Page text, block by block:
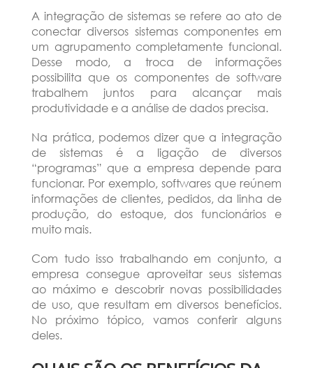
A integração de sistemas se refere ao ato de
conectar diversos sistemas componentes em
um agrupamento completamente funcional.
Desse modo, a troca de informações
possibilita que os componentes de software
trabalhem juntos para alcançar mais
produtividade e a análise de dados precisa.
Na prática, podemos dizer que a integração
de sistemas é a ligação de diversos
“programas” que a empresa depende para
funcionar. Por exemplo, softwares que reúnem
informações de clientes, pedidos, da linha de
produção, do estoque, dos funcionários e
muito mais.
Com tudo isso trabalhando em conjunto, a
empresa consegue aproveitar seus sistemas
ao máximo e descobrir novas possibilidades
de uso, que resultam em diversos benefícios.
No próximo tópico, vamos conferir alguns
deles.